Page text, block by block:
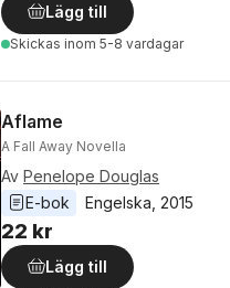
Lägg till
Skickas inom 5-8 vardagar
Aflame
A Fall Away Novella
Av Penelope Douglas
E-bok
Engelska 2015
22 kr
Lägg till